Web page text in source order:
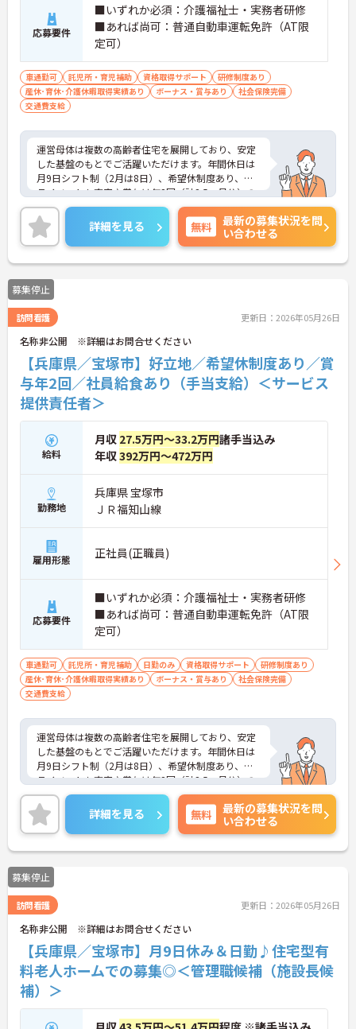
応募要件
■いずれか必須：介護福祉士・実務者研修
■あれば尚可：普通自動車運転免許（AT限
定可）
車通勤可 託児所・育児補助 資格取得サポート
研修制度あり
産休･育休･介護休暇取得実績あり
ボーナス・賞与あり
社会保険完備
交通費支給
運営母体は複数の高齢者住宅を展開しており、安定
した基盤のもとでご活躍いただけます。年間休日は
月9日シフト制（2月は8日）、希望休制度あり、プ
ライベートも充実♪賞与は年2回（計2.5ヶ月分）の
実績があり、頑張りが評価される環境です。社員給
食（食事補助手当5,600円支給）や育児給付金制度
（最大10万円支給）など、福利厚生も魅力。社内研
修や資格取得支援制度（対象資格の取得費用を最大
10万円まで補助）も整っており、スキルアップを目
指せます。ご興味のある方には、面接対策ポイント
など、さらに詳細をお話ししますのでお気軽にご相
談ください！
詳細を見る 無料
最新の募集状況を問
い合わせる
募集停止
訪問看護 更新日：2026年05月26日
名称非公開 ※詳細はお問合せください
【兵庫県／宝塚市】好立地／希望休制度あり／賞
与年2回／社員給食あり（手当支給）＜サービス
提供責任者＞
給料
月収 27.5万円～33.2万円諸手当込み
年収392万円～472万円
勤務地
兵庫県 宝塚市
ＪＲ福知山線
雇用形態 正社員(正職員)
応募要件
■いずれか必須：介護福祉士・実務者研修
■あれば尚可：普通自動車運転免許（AT限
定可）
車通勤可 託児所・育児補助 日勤のみ 資格取得サポート
研修制度あり
産休･育休･介護休暇取得実績あり
ボーナス・賞与あり
社会保険完備
交通費支給
運営母体は複数の高齢者住宅を展開しており、安定
した基盤のもとでご活躍いただけます。年間休日は
月9日シフト制（2月は8日）、希望休制度あり、プ
ライベートも充実♪賞与は年2回（計2.5ヶ月分）の
実績があり、頑張りが評価される環境です。社員給
食（食事補助手当5,600円支給）や育児給付金制度
（最大10万円支給）など、福利厚生も魅力。社内研
修や資格取得支援制度（対象資格の取得費用を最大
10万円まで補助）も整っており、スキルアップを目
指せます。ご興味のある方には、面接対策ポイント
など、さらに詳細をお話ししますのでお気軽にご相
談ください！
詳細を見る 無料
最新の募集状況を問
い合わせる
募集停止
訪問看護 更新日：2026年05月26日
名称非公開 ※詳細はお問合せください
【兵庫県／宝塚市】月9日休み＆日勤♪住宅型有
料老人ホームでの募集◎＜管理職候補（施設長候
補）＞